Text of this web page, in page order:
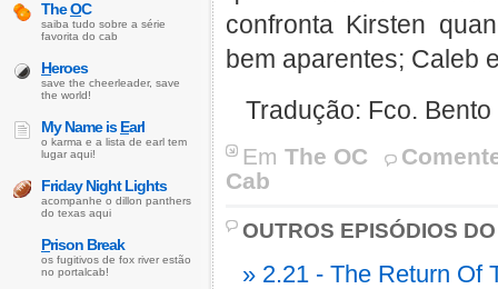
confronta Kirsten
bem aparentes; Caleb
Tradução: Fco.
Em The OC
Cab
OUTROS EPISÓDIOS
» 2.21 - The Return Of
TheOC
saiba tudo sobre a série
favorita do cab
Heroes
save the cheerleader, save
the world!
My Name isEarl
o karma e a lista de earl tem
lugar aqui!
Friday Night Lights
acompanhe o dillon panthers
do texas aqui
Prison Break
os fugitivos de fox river estão
no portalcab!